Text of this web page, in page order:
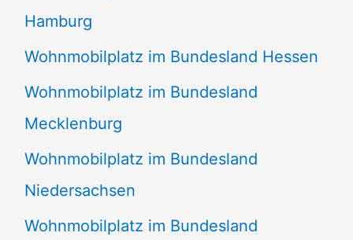
Hamburg
Wohnmobilplatz im Bundesland Hessen
Wohnmobilplatz im Bundesland
Mecklenburg
Wohnmobilplatz im Bundesland
Niedersachsen
Wohnmobilplatz im Bundesland